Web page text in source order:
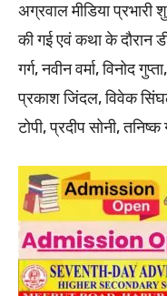
अग्रवाल मीडिया प्रभारी
की गई एवं कथा के दौरान
गर्ग, नवीन वर्मा, विनोद
प्रकाश जिंदल, विवेक
टोपी, प्रदीप सोनी,